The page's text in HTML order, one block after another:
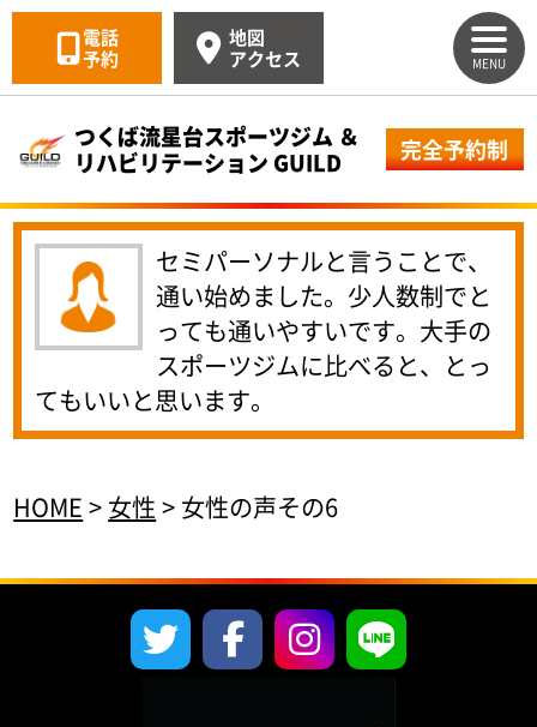
つくば流星台スポーツジム ＆
リハビリテーション GUILD
完全予約制
電話
予約
地図
アクセス
MENU
セミパーソナルと言うことで、
通い始めました。少人数制でと
っても通いやすいです。大手の
スポーツジムに比べると、とっ
てもいいと思います。
HOME > 女性 > 女性の声その6